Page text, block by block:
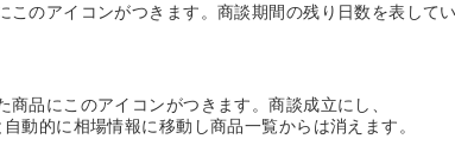
このアイコンがつきます。商談期間の残り日数を表して
商品にこのアイコンがつきます。商談成立にし、
動的に相場情報に移動し商品一覧からは消えます。